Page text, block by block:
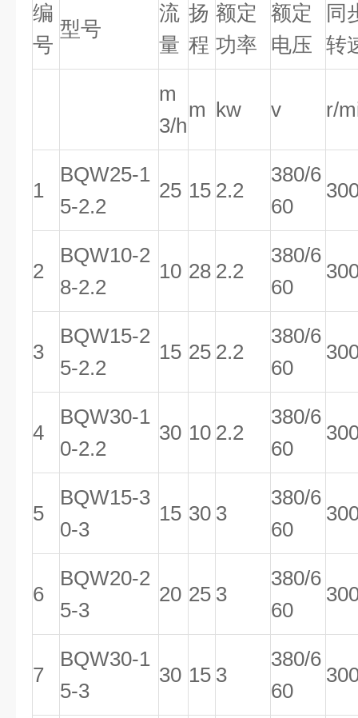
编
号
型号
流
量
扬
程
额定
功率
额定
电压
同
转
m
3/h
m kw v r/
1
BQW25-1
5-2.2
25 15 2.2
380/6
60
2
BQW10-2
8-2.2
10 28 2.2
380/6
60
3
BQW15-2
5-2.2
15 25 2.2
380/6
60
4
BQW30-1
0-2.2
30 10 2.2
380/6
60
5
BQW15-3
0-3
15 30 3
380/6
60
6
BQW20-2
5-3
20 25 3
380/6
60
7
BQW30-1
5-3
30 15 3
380/6
60